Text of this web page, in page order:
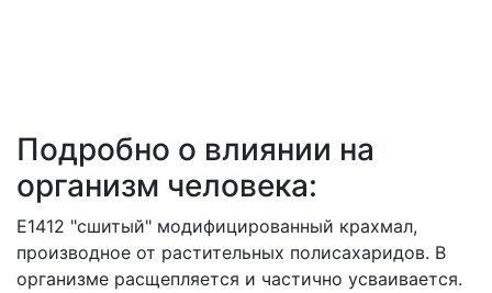
Подробно о влиянии на
организм человека:
Е1412 "сшитый" модифицированный крахмал,
производное от растительных полисахаридов. В
организме расщепляется и частично усваивается.